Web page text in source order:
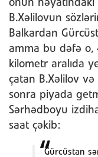
onun
B.Xəlilovun
Balkardan
amma bu dəfə o,
kilometr aralıda
çatan B.Xəlilov
sonra piyada
Sərhədboyu
saat çəkib:
Gürcüstan